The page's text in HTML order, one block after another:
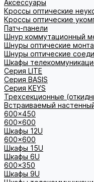
Аксессуары
Кроссы оптические
Кроссы оптические
Патч-панели
Шнур коммутационный
Шнуры оптические
Шнуры оптические
Шкафы
Cерия LITE
Cерия BASIS
Cерия KEYS
Трехсекционные
Встраиваемый
600x450
600x600
Шкафы 12U
600x600
Шкафы 15U
Шкафы 6U
600x350
Шкафы 9U